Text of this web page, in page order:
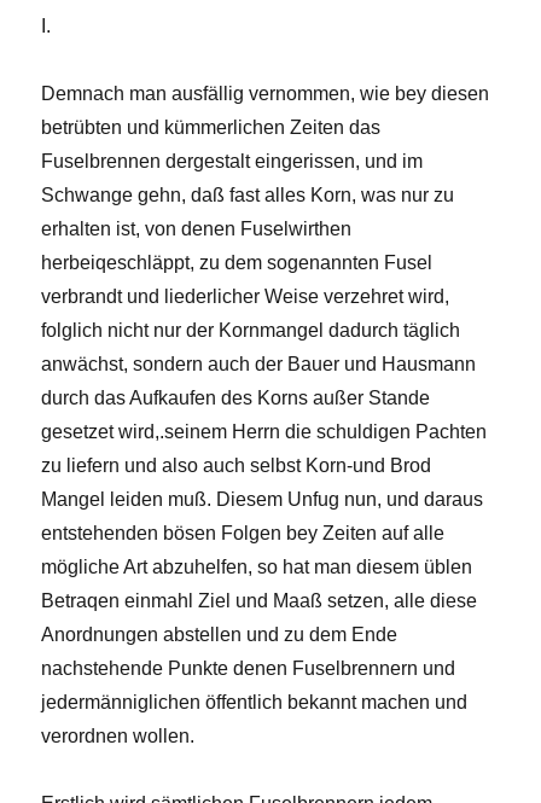
I.
Demnach man ausfällig vernommen, wie bey diesen
betrübten und kümmerlichen Zeiten das
Fuselbrennen dergestalt eingerissen, und im
Schwange gehn, daß fast alles Korn, was nur zu
erhalten ist, von denen Fuselwirthen
herbeiqeschläppt, zu dem sogenannten Fusel
verbrandt und liederlicher Weise verzehret wird,
folglich nicht nur der Kornmangel dadurch täglich
anwächst, sondern auch der Bauer und Hausmann
durch das Aufkaufen des Korns außer Stande
gesetzet wird,.seinem Herrn die schuldigen Pachten
zu liefern und also auch selbst Korn-und Brod
Mangel leiden muß. Diesem Unfug nun, und daraus
entstehenden bösen Folgen bey Zeiten auf alle
mögliche Art abzuhelfen, so hat man diesem üblen
Betraqen einmahl Ziel und Maaß setzen, alle diese
Anordnungen abstellen und zu dem Ende
nachstehende Punkte denen Fuselbrennern und
jedermänniglichen öffentlich bekannt machen und
verordnen wollen.